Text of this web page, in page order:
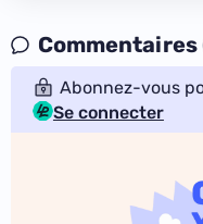
Commentaires
Abonnez-vous
Se connecter